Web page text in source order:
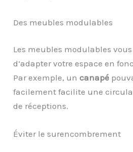
Des meubles modulables
Les meubles modulables
d’adapter votre espace en
Par exemple, uncanapé
facilement facilite une
de réceptions.
Éviter le surencombrement